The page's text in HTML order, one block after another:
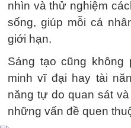
nhìn và thử nghiệm
sống, giúp mỗi cá
giới hạn.
Sáng tạo cũng
minh vĩ đại hay tài
năng tự do quan sát
những vấn đề quen